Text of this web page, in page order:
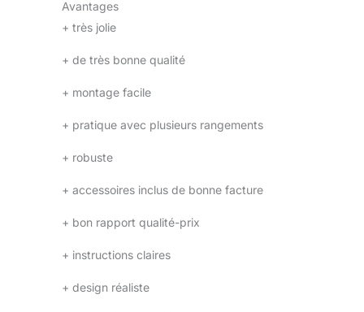
Avantages
+ très jolie
+ de très bonne qualité
+ montage facile
+ pratique avec plusieurs rangements
+ robuste
+ accessoires inclus de bonne facture
+ bon rapport qualité-prix
+ instructions claires
+ design réaliste